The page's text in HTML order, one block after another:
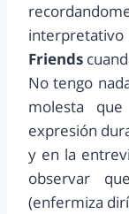
Friends
No tengo
molesta
expresión
y en la
observar
(enfermiza